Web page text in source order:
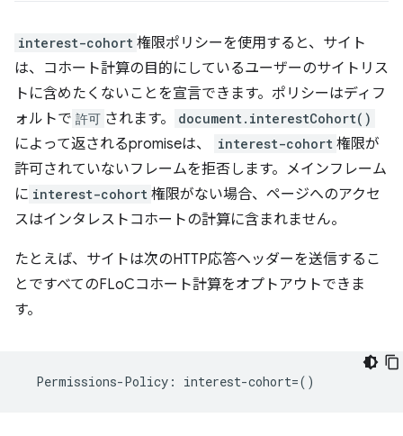
interest-cohort 権限ポリシーを使用すると、サイト
は、コホート計算の目的にしているユーザーのサイトリス
トに含めたくないことを宣言できます。ポリシーはディフ
ォルトで 許可 されます。 document.interestCohort()
によって返されるpromiseは、 interest-cohort 権限が
許可されていないフレームを拒否します。メインフレーム
に interest-cohort 権限がない場合、ページへのアクセ
スはインタレストコホートの計算に含まれません。
たとえば、サイトは次のHTTP応答ヘッダーを送信するこ
とですべてのFLoCコホート計算をオプトアウトできま
す。